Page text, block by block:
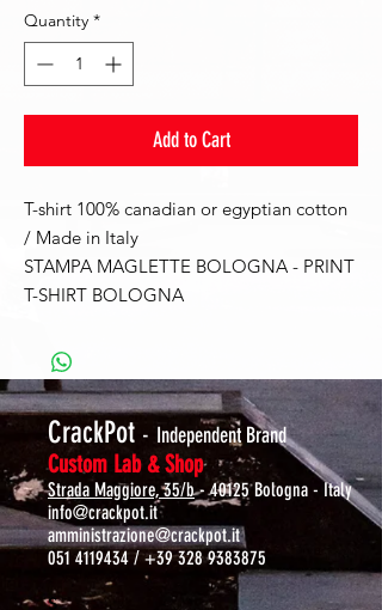
Quantity *
Add to Cart
T-shirt 100% canadian or egyptian cotton
/ Made in Italy
STAMPA MAGLETTE BOLOGNA - PRINT
T-SHIRT BOLOGNA
CrackPot - Independent Brand
Custom Lab & Shop
Strada Maggiore, 35/b- 40125 Bologna - Italy
info@crackpot.it
amministrazione@crackpot.it
051 4119434 /+39 328 9383875
S